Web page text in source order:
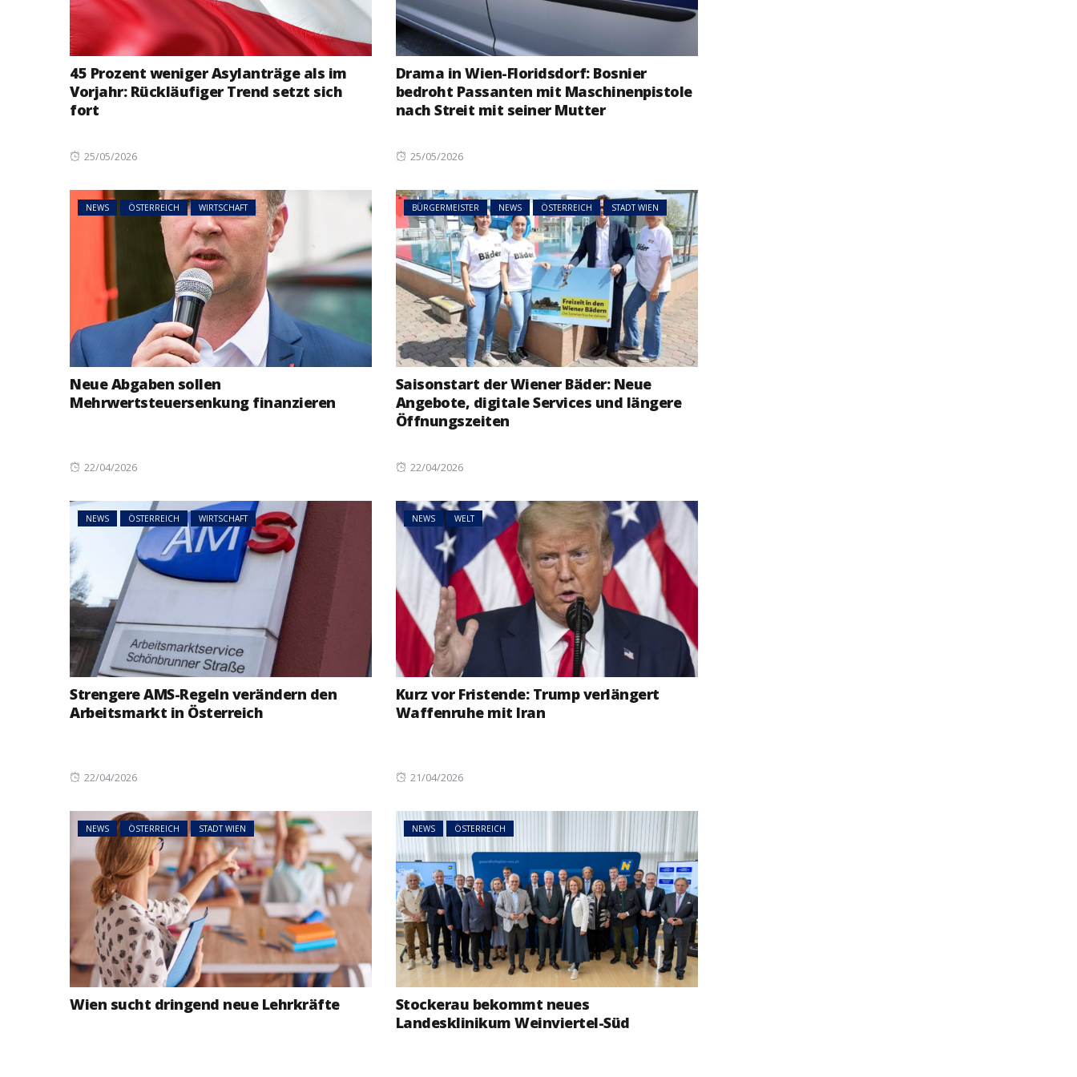
45 Prozent weniger Asylanträge als im
Vorjahr: Rückläufiger Trend setzt sich
fort
Posted
25/05/2026
Drama in Wien-Floridsdorf: Bosnier
bedroht Passanten mit Maschinenpistole
nach Streit mit seiner Mutter
Posted
25/05/2026
NEWS ÖSTERREICH WIRTSCHAFT
Neue Abgaben sollen
Mehrwertsteuersenkung finanzieren
Posted
22/04/2026
BÜRGERMEISTER NEWS ÖSTERREICH STADT WIEN
Saisonstart der Wiener Bäder: Neue
Angebote, digitale Services und längere
Öffnungszeiten
Posted
22/04/2026
NEWS ÖSTERREICH WIRTSCHAFT
Strengere AMS-Regeln verändern den
Arbeitsmarkt in Österreich
Posted
22/04/2026
NEWS WELT
Kurz vor Fristende: Trump verlängert
Waffenruhe mit Iran
Posted
21/04/2026
NEWS ÖSTERREICH STADT WIEN
Wien sucht dringend neue Lehrkräfte
NEWS ÖSTERREICH
Stockerau bekommt neues
Landesklinikum Weinviertel-Süd